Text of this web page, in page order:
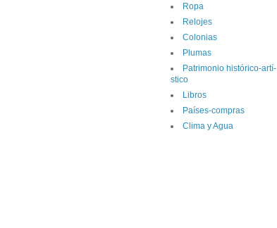
Ropa
Relojes
Colonias
Plumas
Patrimonio histórico-artí­
stico
Libros
Paí­ses-compras
Clima y Agua